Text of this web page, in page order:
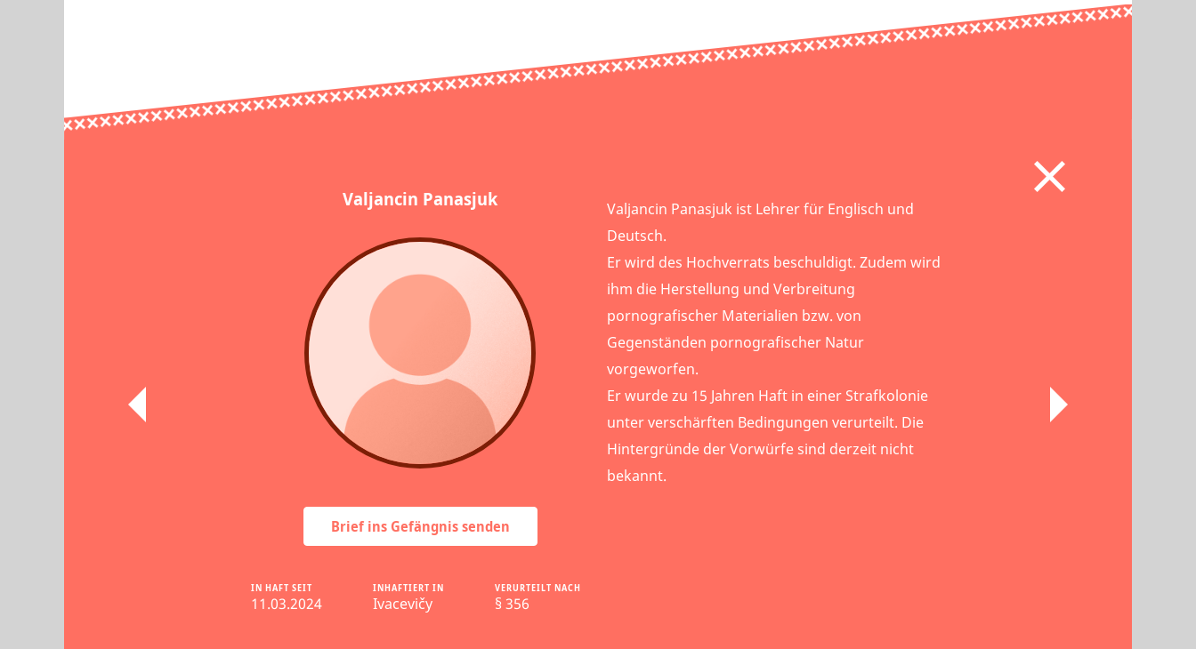
Valjancin Panasjuk
Brief ins Gefängnis senden
IN HAFT SEIT
11.03.2024
INHAFTIERT IN
Ivacevičy
VERURTEILT NACH
§ 356
Valjancin Panasjuk ist Lehrer für Englisch und
Deutsch.
Er wird des Hochverrats beschuldigt. Zudem wird
ihm die Herstellung und Verbreitung
pornografischer Materialien bzw. von
Gegenständen pornografischer Natur
vorgeworfen.
Er wurde zu 15 Jahren Haft in einer Strafkolonie
unter verschärften Bedingungen verurteilt. Die
Hintergründe der Vorwürfe sind derzeit nicht
bekannt.